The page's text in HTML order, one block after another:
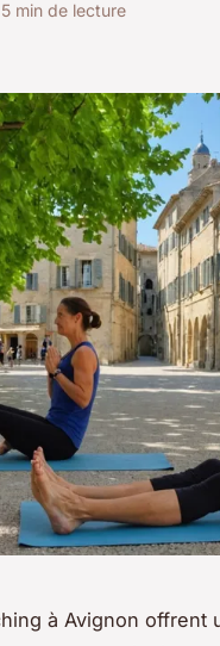
min de lecture
à Avignon offrent